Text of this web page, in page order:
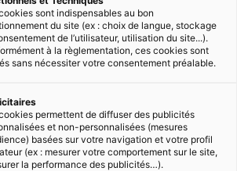
sont indispensables au bon
du site (ex : choix de langue, stockage
de l’utilisateur, utilisation du site...).
à la règlementation, ces cookies sont
sans nécessiter votre consentement préalable.
permettent de diffuser des publicités
et non-personnalisées (mesures
basées sur votre navigation et votre profil
(ex : mesurer votre comportement sur le site,
la performance des publicités…).